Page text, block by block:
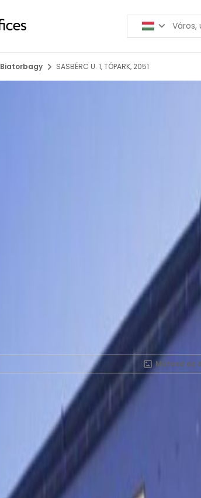
Biatorbagy SASBÉRC U. 1, TÓPARK, 2051
Mutasd az
Kiadó
TÓPARK, 2051-ban
A munkahely felszereltsége